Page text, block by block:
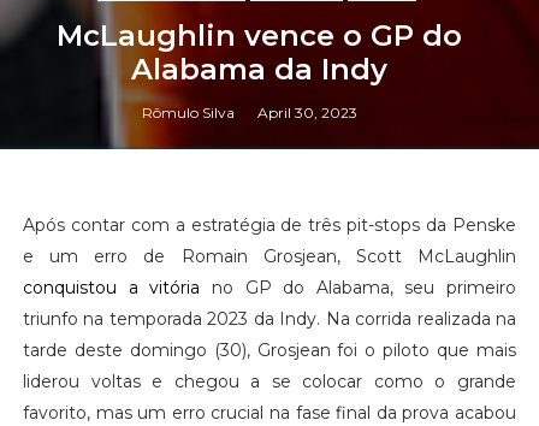
McLaughlin vence o GP do
Alabama da Indy
Rômulo Silva April 30, 2023
Após contar com a estratégia de três pit-stops da Penske
e um erro de Romain Grosjean, Scott McLaughlin
conquistou a vitória no GP do Alabama, seu primeiro
triunfo na temporada 2023 da Indy. Na corrida realizada na
tarde deste domingo (30), Grosjean foi o piloto que mais
liderou voltas e chegou a se colocar como o grande
favorito, mas um erro crucial na fase final da prova acabou